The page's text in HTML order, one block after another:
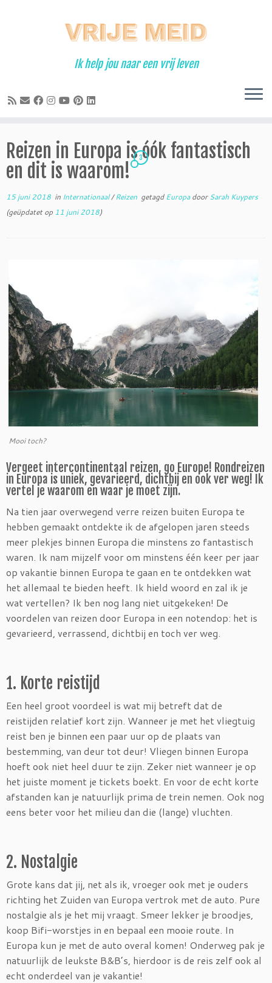
Ik help jou naar een vrij leven
Reizen in Europa is óók fantastisch
en dit is waarom!
3
15 juni 2018 in Internationaal/Reizen getagdEuropadoorSarah Kuypers
(geüpdatet op 11 juni 2018)
Mooi toch?
Vergeet intercontinentaal reizen, go Europe! Rondreizen
in Europa is uniek, gevarieerd, dichtbij en ook ver weg! Ik
vertel je waarom en waar je moet zijn.
Na tien jaar overwegend verre reizen buiten Europa te
hebben gemaakt ontdekte ik de afgelopen jaren steeds
meer plekjes binnen Europa die minstens zo fantastisch
waren. Ik nam mijzelf voor om minstens één keer per jaar
op vakantie binnen Europa te gaan en te ontdekken wat
het allemaal te bieden heeft. Ik hield woord en zal ik je
wat vertellen? Ik ben nog lang niet uitgekeken! De
voordelen van reizen door Europa in een notendop: het is
gevarieerd, verrassend, dichtbij en toch ver weg.
1. Korte reistijd
Een heel groot voordeel is wat mij betreft dat de
reistijden relatief kort zijn. Wanneer je met het vliegtuig
reist ben je binnen een paar uur op de plaats van
bestemming, van deur tot deur! Vliegen binnen Europa
hoeft ook niet heel duur te zijn. Zeker niet wanneer je op
het juiste moment je tickets boekt. En voor de echt korte
afstanden kan je natuurlijk prima de trein nemen. Ook nog
eens beter voor het milieu dan die (lange) vluchten.
2. Nostalgie
Grote kans dat jij, net als ik, vroeger ook met je ouders
richting het Zuiden van Europa vertrok met de auto. Pure
nostalgie als je het mij vraagt. Smeer lekker je broodjes,
koop Bifi-worstjes in en bepaal een mooie route. In
Europa kun je met de auto overal komen! Onderweg pak je
natuurlijk de leukste B&B’s, hierdoor is de reis zelf ook al
echt onderdeel van je vakantie!